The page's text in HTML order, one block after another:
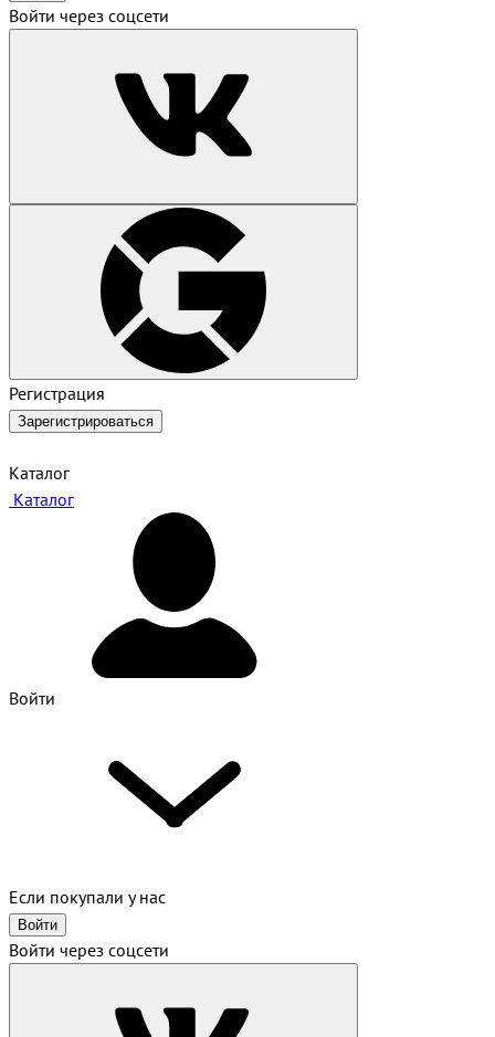
Войти через соцсети
Регистрация
Зарегистрироваться
Каталог
Каталог
Войти
Если покупали у нас
Войти
Войти через соцсети